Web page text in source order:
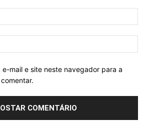
e-mail e site neste navegador para a